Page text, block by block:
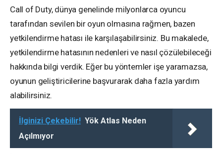
Call of Duty, dünya genelinde milyonlarca oyuncu
tarafından sevilen bir oyun olmasına rağmen, bazen
yetkilendirme hatası ile karşılaşabilirsiniz. Bu makalede,
yetkilendirme hatasının nedenleri ve nasıl çözülebileceği
hakkında bilgi verdik. Eğer bu yöntemler işe yaramazsa,
oyunun geliştiricilerine başvurarak daha fazla yardım
alabilirsiniz.
İlginizi Çekebilir! Yök Atlas Neden
Açılmıyor